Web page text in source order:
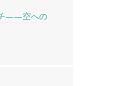
——空への